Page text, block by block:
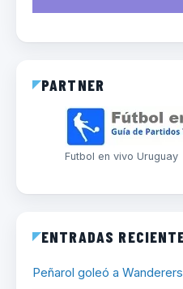
PARTNER
Futbol en vivo Uruguay
ENTRADAS
Peñarol goleó a